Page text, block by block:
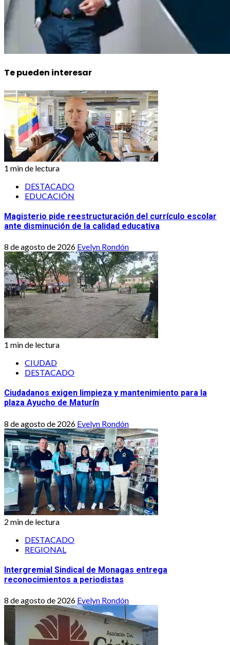
Te pueden interesar
1 min de lectura
DESTACADO
EDUCACIÓN
Magisterio pide reestructuración del currículo escolar
ante disminución de la calidad educativa
8 de agosto de 2026 Evelyn Rondón
1 min de lectura
CIUDAD
DESTACADO
Ciudadanos exigen limpieza y mantenimiento para la
plaza Ayucho de Maturín
8 de agosto de 2026 Evelyn Rondón
2 min de lectura
DESTACADO
REGIONAL
Intergremial Sindical de Monagas entrega
reconocimientos a periodistas
8 de agosto de 2026 Evelyn Rondón